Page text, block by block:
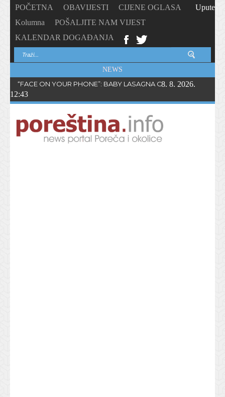
POČETNA OBAVIJESTI
CIJENE OGLASA
Kolumna
POŠALJITE NAM VIJEST
KALENDAR DOGAĐANJA
Upute
NEWS
“FACE ON YOUR PHONE”: BABY LASAGNA OBJAVIO NOVI
8. 8. 2026.
12:43